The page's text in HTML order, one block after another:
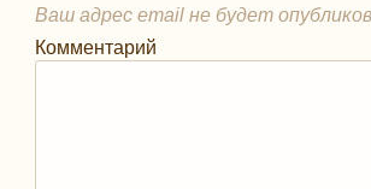
Ваш адрес email не будет
Комментарий